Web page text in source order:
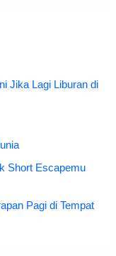
Jika Lagi Liburan di
Short Escapemu
Pagi di Tempat